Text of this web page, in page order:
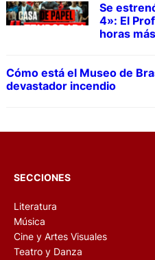
Se
4»: El
horas
Cómo está el Museo de
devastador incendio
SECCIONES
Literatura
Música
Cine y Artes Visuales
Teatro y Danza